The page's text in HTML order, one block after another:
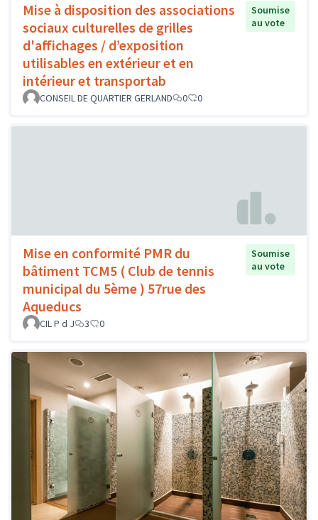
Mise à disposition des associations
sociaux culturelles de grilles
d'affichages / d’exposition
utilisables en extérieur et en
intérieur et transportab
Soumise
au vote
CONSEIL DE QUARTIER GERLAND 0 0
Mise en conformité PMR du
bâtiment TCM5 ( Club de tennis
municipal du 5ème ) 57rue des
Aqueducs
Soumise
au vote
CIL P d J 3 0